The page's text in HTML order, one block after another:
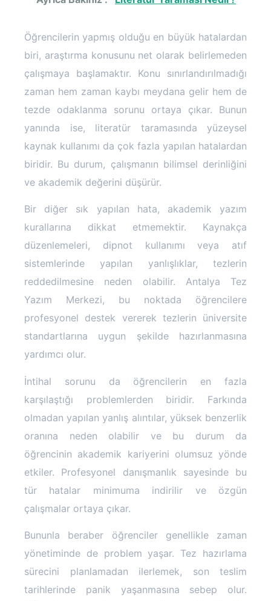
Öğrencilerin yapmış olduğu en büyük hatalardan
biri, araştırma konusunu net olarak belirlemeden
çalışmaya başlamaktır. Konu sınırlandırılmadığı
zaman hem zaman kaybı meydana gelir hem de
tezde odaklanma sorunu ortaya çıkar. Bunun
yanında ise, literatür taramasında yüzeysel
kaynak kullanımı da çok fazla yapılan hatalardan
biridir. Bu durum, çalışmanın bilimsel derinliğini
ve akademik değerini düşürür.
Bir diğer sık yapılan hata, akademik yazım
kurallarına dikkat etmemektir. Kaynakça
düzenlemeleri, dipnot kullanımı veya atıf
sistemlerinde yapılan yanlışlıklar, tezlerin
reddedilmesine neden olabilir. Antalya Tez
Yazım Merkezi, bu noktada öğrencilere
profesyonel destek vererek tezlerin üniversite
standartlarına uygun şekilde hazırlanmasına
yardımcı olur.
İntihal sorunu da öğrencilerin en fazla
karşılaştığı problemlerden biridir. Farkında
olmadan yapılan yanlış alıntılar, yüksek benzerlik
oranına neden olabilir ve bu durum da
öğrencinin akademik kariyerini olumsuz yönde
etkiler. Profesyonel danışmanlık sayesinde bu
tür hatalar minimuma indirilir ve özgün
çalışmalar ortaya çıkar.
Bununla beraber öğrenciler genellikle zaman
yönetiminde de problem yaşar. Tez hazırlama
sürecini planlamadan ilerlemek, son teslim
tarihlerinde panik yaşanmasına sebep olur.